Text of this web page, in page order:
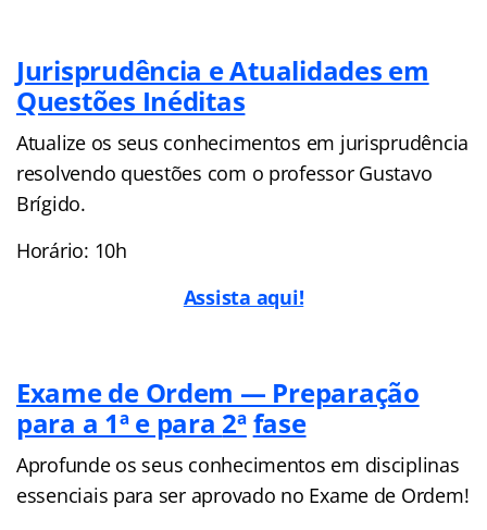
Jurisprudência e Atualidades em
Questões Inéditas
Atualize os seus conhecimentos em jurisprudência
resolvendo questões com o professor Gustavo
Brígido.
Horário: 10h
Assista aqui!
Exame de Ordem — Preparação
para a 1ª e para 2ªfase
Aprofunde os seus conhecimentos em disciplinas
essenciais para ser aprovado no Exame de Ordem!